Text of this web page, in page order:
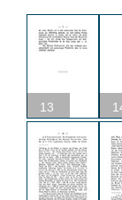
13